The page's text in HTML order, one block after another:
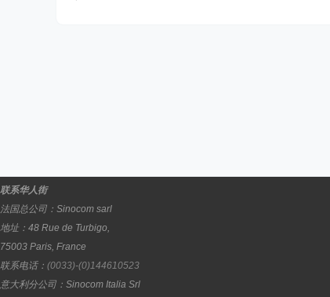
联系华人街
法国总公司： Sinocom sarl
地址： 48 Rue de Turbigo,
75003 Paris, France
联系电话： (0033)-(0)144610523
意大利分公司： Sinocom Italia Srl